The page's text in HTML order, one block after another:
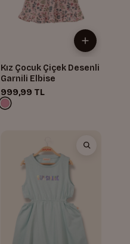
Kız Çocuk Çiçek Desenli
Garnili Elbise
999,99 TL